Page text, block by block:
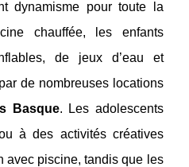
dynamisme pour toute la
chauffée, les enfants
de jeux d’eau et
de nombreuses locations
Basque. Les adolescents
à des activités créatives
avec piscine, tandis que les